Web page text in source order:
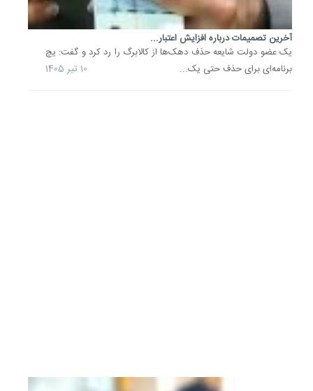
آخرین تصمیمات درباره افزایش اعتبار...
یک عضو دولت شایعه حذف دهک‌ها از کالابرگ را رد کرد و گفت: یچ
برنامه‌ای برای حذف حتی یک...
10 تیر 1405